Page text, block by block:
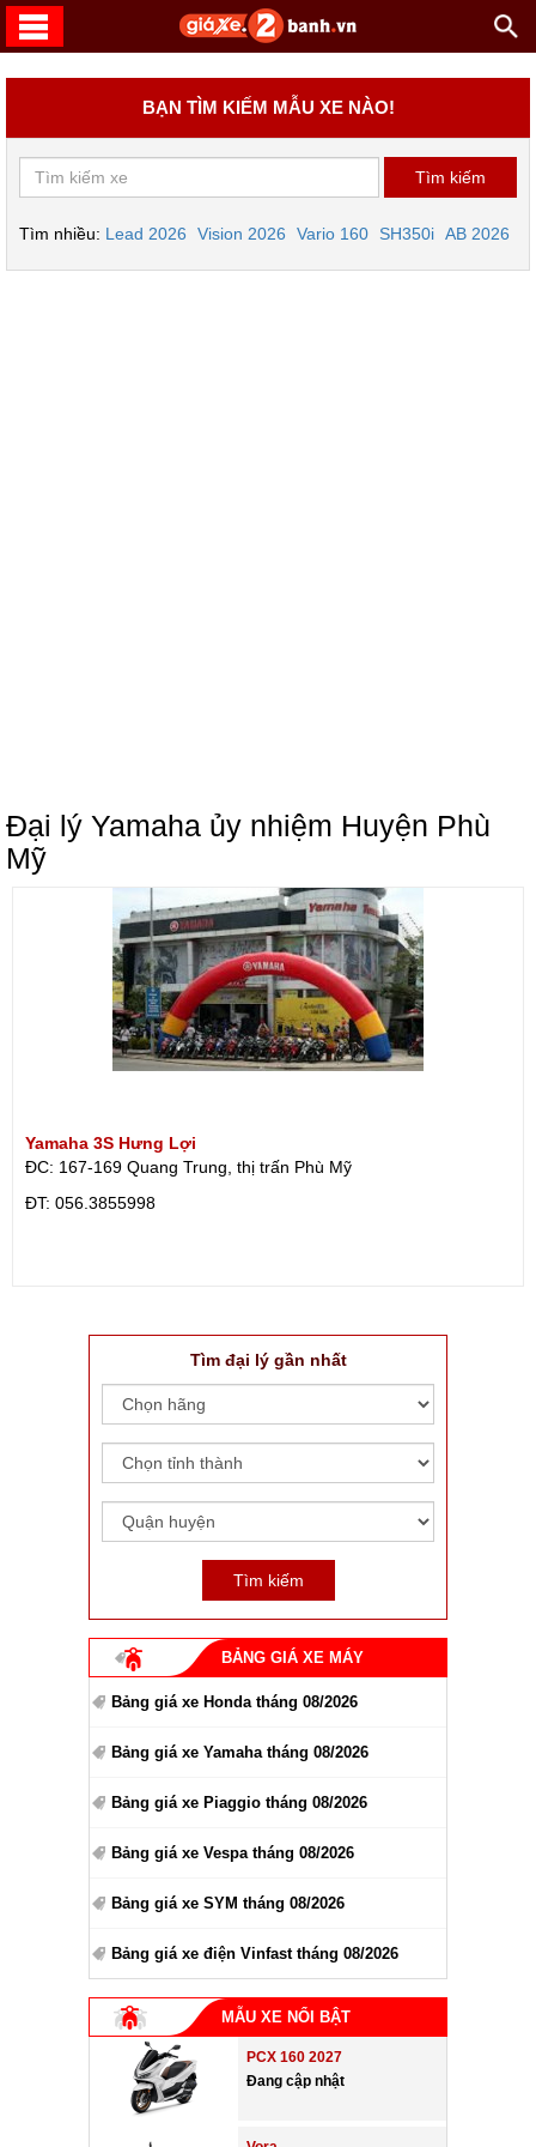
BẠN TÌM KIẾM MẪU XE NÀO!
Tìm nhiều: Lead 2026 Vision 2026 Vario 160 SH350i AB 2026
Đại lý Yamaha ủy nhiệm Huyện Phù
Mỹ
Yamaha 3S Hưng Lợi
ĐC: 167-169 Quang Trung, thị trấn Phù Mỹ
ÐT: 056.3855998
Tìm đại lý gần nhất
BẢNG GIÁ XE MÁY
Bảng giá xe Honda tháng 08/2026
Bảng giá xe Yamaha tháng 08/2026
Bảng giá xe Piaggio tháng 08/2026
Bảng giá xe Vespa tháng 08/2026
Bảng giá xe SYM tháng 08/2026
Bảng giá xe điện Vinfast tháng 08/2026
MẪU XE NỔI BẬT
PCX 160 2027
Đang cập nhật